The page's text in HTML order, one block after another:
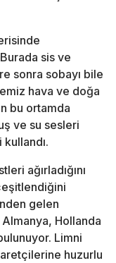
sis ve
sonra sobayı bile
hava ve doğa
bu ortamda
ve su sesleri
ağırladığını
gelen
Hollanda
Limni
huzurlu